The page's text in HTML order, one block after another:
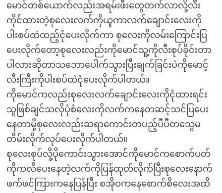
မောင်တစ်ယောက်လည်းအရမ်းဖီးတွေတက်လာလို့လီး
ကိုင်ထားတဲ့စုလေးလက်ကိုယူကာလက်ချောင်းလေးကို
ပါးစပ်ထဲထည့်ငုံပေးလိုက်ကာ စုလေးကိုလမ်းကြောင်းပြ
ပေးလိုက်တော့စုလေးလည်းကိုမောင်သူ့ကိုလီးစုပ်ခိုင်းတာ
ပါလားဆိုတာသဘောပေါက်သွားပြီးချက်ခြင်းပဲကိုမောင့်
လီးကြီးကိုပါးစပ်ထဲငုံပေးလိုက်ပါတယ်။
ကိုမောင်ကလည်းစုလေးလက်ချောင်းလေးကိုငုံထားရင်း
သူဖြစ်ချင်သလိုပုံစံလေးကိုလက်ကနေတဆင့်သင်ပြပေး
နေတာမို့စုလေးလည်းဆရာကောင်းတပည့်ပီပီတသွေမ
တိမ်းလိုက်လုပ်ပေးလိုက်ပါတယ်။
စုလေးစုပ်လို့ပိုကောင်းသွားအောင်ကိုမောင်ကစောက်ပတ်
ကိုကလိပေးနေတဲ့လက်ကိုပြန်ထုတ်လိုက်ပြီးစုလေးနောက်
ဖက်ဖင်ကြားကနေပြန်ပြီး စအိုဝကနေစောက်စိလေးအထိ